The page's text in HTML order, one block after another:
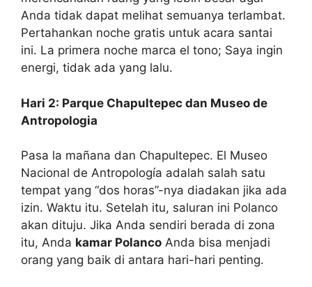
Anda tidak dapat melihat semuanya terlambat.
Pertahankan noche gratis untuk acara santai
ini. La primera noche marca el tono; Saya ingin
energi, tidak ada yang lalu.
Hari 2: Parque Chapultepec dan Museo de
Antropologia
Pasa la mañana dan Chapultepec. El Museo
Nacional de Antropología adalah salah satu
tempat yang “dos horas”-nya diadakan jika ada
izin. Waktu itu. Setelah itu, saluran ini Polanco
akan dituju. Jika Anda sendiri berada di zona
itu, Anda kamar Polanco Anda bisa menjadi
orang yang baik di antara hari-hari penting.